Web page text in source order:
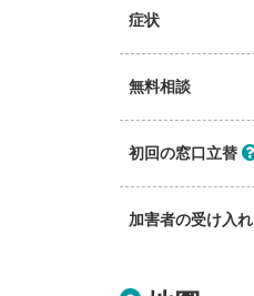
症状
無料相談
初回の窓口立替
加害者の受け入れ